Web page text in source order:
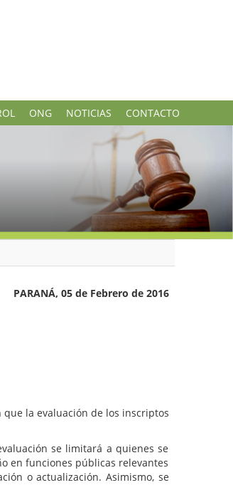
ONG NOTICIAS CONTACTO
PARANÁ, 05 de Febrero de 2016
la evaluación de los inscriptos
se limitará a quienes se
en funciones públicas relevantes
o actualización. Asimismo, se